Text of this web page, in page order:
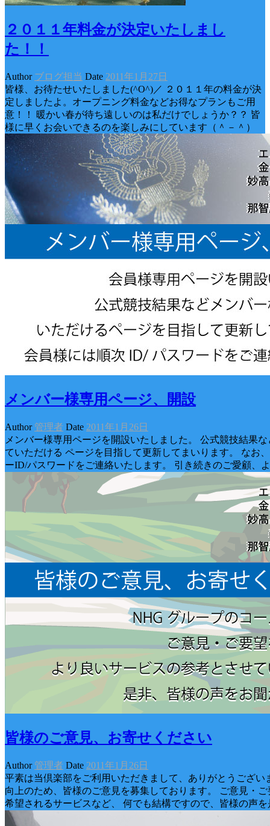
２０１１年料金が決定いたしまし
た！！
Author ブログ担当 Date 2011年1月27日
皆様、お待たせいたしました(^O^)／ ２０１１年の料金が決
定しましたよ。オープニング料金などお得なプランもご用
意！！ 暖かい春が待ち遠しいのは私だけでしょうか？？ 皆
様に早くお会いできるのを楽しみにしています（＾－＾）
メンバー様専用ページ、開設
Author 管理者 Date 2011年1月26日
メンバー様専用ページを開設いたしました。 公式競技結果
ていただける ページを目指して更新してまいります。 なお
ーID/パスワードをご連絡いたします。 引き続きのご愛顧、
皆様のご意見、お寄せください
Author 管理者 Date 2011年1月26日
平素は当倶楽部をご利用いただきまして、ありがとうござい
向上のため、皆様のご意見を募集しております。 ご意見・
希望されるサービスなど、 何でも結構ですので、皆様の声